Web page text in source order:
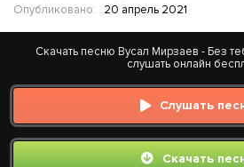
Опубликовано:
20 апрель 2021
Скачать песню Вусал Мирзаев - Без
слушать онлайн
Слушать
Скачать